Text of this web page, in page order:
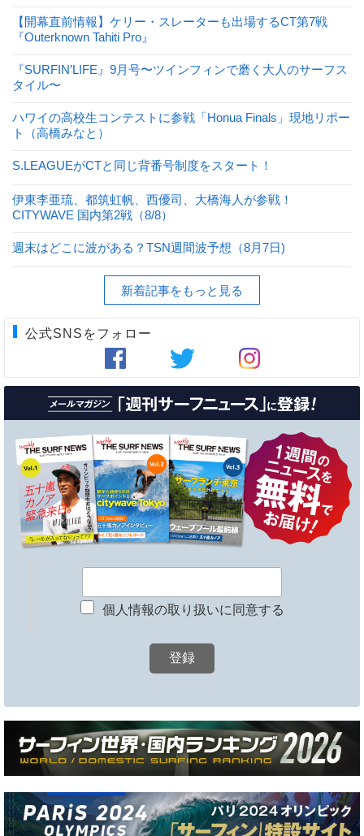
【開幕直前情報】ケリー・スレーターも出場するCT第7戦
『Outerknown Tahiti Pro』
『SURFIN’LIFE』9月号〜ツインフィンで磨く大人のサーフス
タイル〜
ハワイの高校生コンテストに参戦「Honua Finals」現地リポー
ト（高橋みなと）
S.LEAGUEがCTと同じ背番号制度をスタート！
伊東李亜琉、都筑虹帆、西優司、大橋海人が参戦！
CITYWAVE 国内第2戦（8/8）
週末はどこに波がある？TSN週間波予想（8月7日)
新着記事をもっと見る
公式SNSをフォロー
個人情報の取り扱いに同意する